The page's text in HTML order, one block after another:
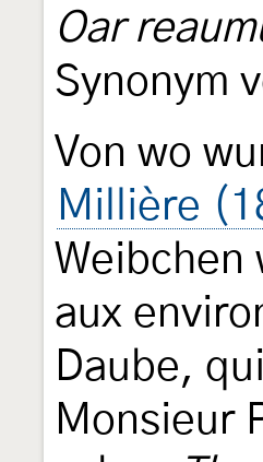
Oar
Synonym
Von wo
Millière
Weibchen
aux
Daube,
Monsieur